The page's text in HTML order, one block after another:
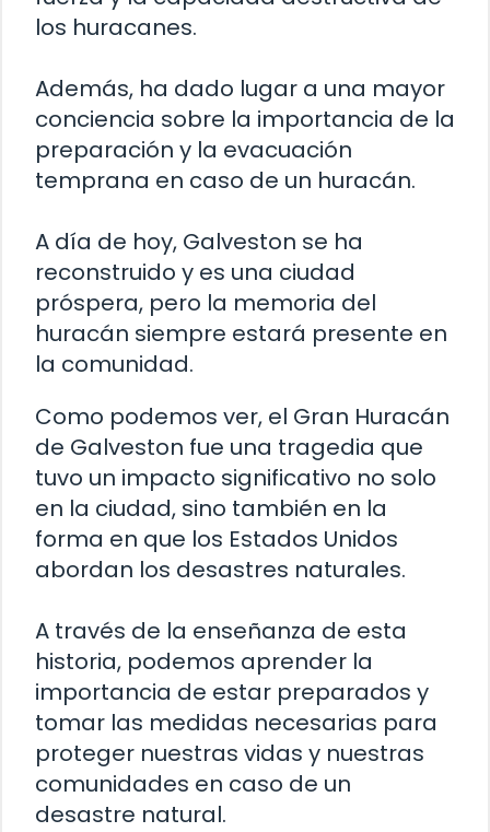
los huracanes.
Además, ha dado lugar a una mayor
conciencia sobre la importancia de la
preparación y la evacuación
temprana en caso de un huracán.
A día de hoy, Galveston se ha
reconstruido y es una ciudad
próspera, pero la memoria del
huracán siempre estará presente en
la comunidad.
Como podemos ver, el Gran Huracán
de Galveston fue una tragedia que
tuvo un impacto significativo no solo
en la ciudad, sino también en la
forma en que los Estados Unidos
abordan los desastres naturales.
A través de la enseñanza de esta
historia, podemos aprender la
importancia de estar preparados y
tomar las medidas necesarias para
proteger nuestras vidas y nuestras
comunidades en caso de un
desastre natural.